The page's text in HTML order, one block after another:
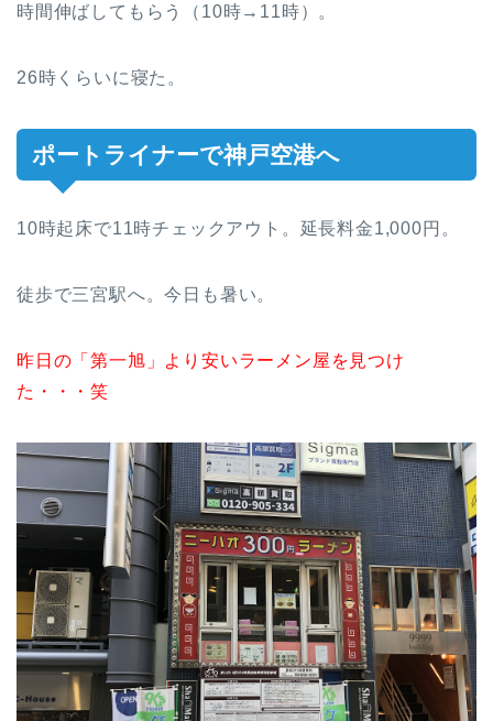
時間伸ばしてもらう（10時→11時）。
26時くらいに寝た。
ポートライナーで神戸空港へ
10時起床で11時チェックアウト。延長料金1,000円。
徒歩で三宮駅へ。今日も暑い。
昨日の「第一旭」より安いラーメン屋を見つけ
た・・・笑